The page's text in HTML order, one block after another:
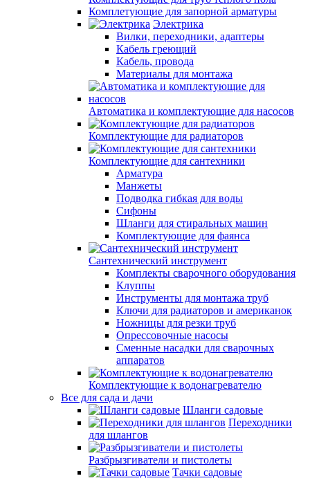
Комплетующие для запорной арматуры
Электрика
Вилки, переходники, адаптеры
Кабель греющий
Кабель, провода
Материалы для монтажа
Автоматика и комплектующие для насосов
Комплектующие для радиаторов
Комплектующие для сантехники
Арматура
Манжеты
Подводка гибкая для воды
Сифоны
Шланги для стиральных машин
Комплектующие для фаянса
Сантехнический инструмент
Комплекты сварочного оборудования
Клуппы
Инструменты для монтажа труб
Ключи для радиаторов и американок
Ножницы для резки труб
Опрессовочные насосы
Сменные насадки для сварочных
аппаратов
Комплектующие к водонагревателю
Все для сада и дачи
Шланги садовые
Переходники
для шлангов
Разбрызгиватели и пистолеты
Тачки садовые